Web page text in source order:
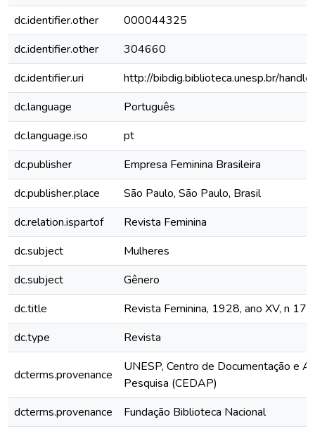
dc.identifier.other
000044325
dc.identifier.other
304660
dc.identifier.uri
http://bibdig.biblioteca.unesp.br/
dc.language
Português
dc.language.iso
pt
dc.publisher
Empresa Feminina Brasileira
dc.publisher.place
São Paulo, São Paulo, Brasil
dc.relation.ispartof
Revista Feminina
dc.subject
Mulheres
dc.subject
Gênero
dc.title
Revista Feminina, 1928, ano XV, n 174
dc.type
Revista
dcterms.provenance
UNESP, Centro de Documentação e
Pesquisa (CEDAP)
dcterms.provenance
Fundação Biblioteca Nacional